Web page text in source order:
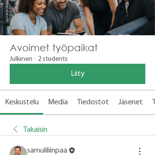
Avoimet työpaikat
Julkinen · 2 students
Liity
Keskustelu Media Tiedostot Jäsenet
Takaisin
samuliliinpaa